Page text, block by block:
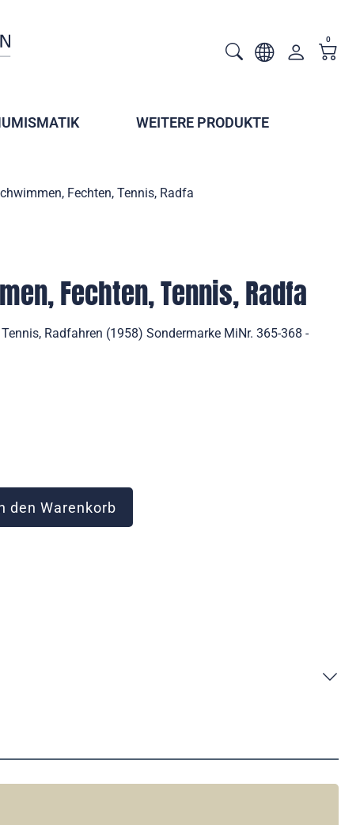
0
WEITERE PRODUKTE
Fechten, Tennis, Radfa
Fechten, Tennis, Radfa
Radfahren (1958) Sondermarke MiNr. 365-368 -
den Warenkorb